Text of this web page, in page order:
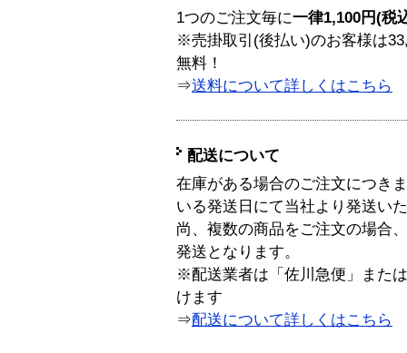
1つのご注文毎に一律1,100円(税
※売掛取引(後払い)のお客様は
無料！
⇒送料について詳しくはこちら
配送について
在庫がある場合のご注文につき
いる発送日にて当社より発送い
尚、複数の商品をご注文の場合
発送となります。
※配送業者は「佐川急便」また
けます
⇒配送について詳しくはこちら